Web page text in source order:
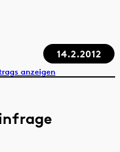
14.2.2012
anzeigen